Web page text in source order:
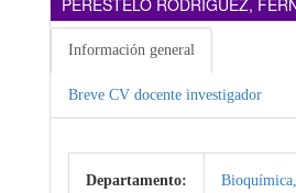
PERESTELO RODRIGUEZ,
Información general
Breve CV docente investigador
Departamento: